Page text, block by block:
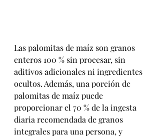
Las palomitas de maíz son granos
enteros 100 % sin procesar, sin
aditivos adicionales ni ingredientes
ocultos. Además, una porción de
palomitas de maíz puede
proporcionar el 70 % de la ingesta
diaria recomendada de granos
integrales para una persona, y